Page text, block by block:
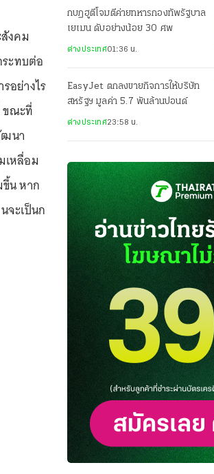
งคม
ะทบต่อ
อย่างไร
ขณะที่
ฒนา
เหลื่อม
น หาก
จะเป็นก
กบฏฮูตีโจมตีค่ายทหารกองทัพรัฐบาล
เยเมน ดับอย่างน้อย 30 ศพ
ต่างประเทศ01:36 น.
EasyJet ตกลงขายกิจการให้บริษัท
สหรัฐฯ มูลค่า 5.7 พันล้านปอนด์
ต่างประเทศ23:58 น.